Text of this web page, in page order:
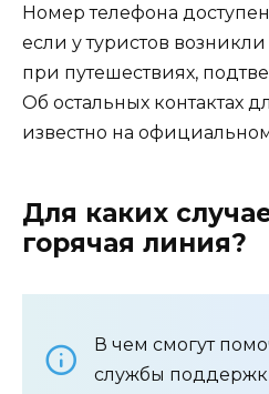
Номер телефона
если у туристов
при путешествиях,
Об остальных контактах
известно на
Для каких
горячая линия?
В чем смогут
службы